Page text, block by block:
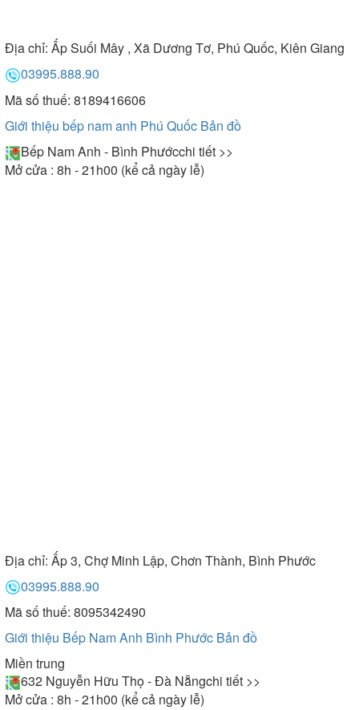
Địa chỉ: Ấp Suối Mây , Xã Dương Tơ, Phú Quốc, Kiên Giang
03995.888.90
Mã số thuế: 8189416606
Giới thiệu bếp nam anh Phú Quốc Bản đồ
Bếp Nam Anh - Bình Phướcchi tiết >>
Mở cửa : 8h - 21h00 (kể cả ngày lễ)
Địa chỉ: Ấp 3, Chợ Minh Lập, Chơn Thành, Bình Phước
03995.888.90
Mã số thuế: 8095342490
Giới thiệu Bếp Nam Anh Bình Phước Bản đồ
Miền trung
632 Nguyễn Hữu Thọ - Đà Nẵngchi tiết >>
Mở cửa : 8h - 21h00 (kể cả ngày lễ)